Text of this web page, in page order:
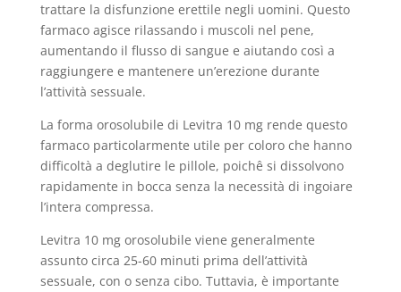
trattare la disfunzione erettile negli uomini. Questo
farmaco agisce rilassando i muscoli nel pene,
aumentando il flusso di sangue e aiutando così a
raggiungere e mantenere un’erezione durante
l’attività sessuale.
La forma orosolubile di Levitra 10 mg rende questo
farmaco particolarmente utile per coloro che hanno
difficoltà a deglutire le pillole, poichê si dissolvono
rapidamente in bocca senza la necessità di ingoiare
l’intera compressa.
Levitra 10 mg orosolubile viene generalmente
assunto circa 25-60 minuti prima dell’attività
sessuale, con o senza cibo. Tuttavia, è importante